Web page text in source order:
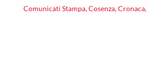
Comunicati Stampa,Cosenza,Cronaca,